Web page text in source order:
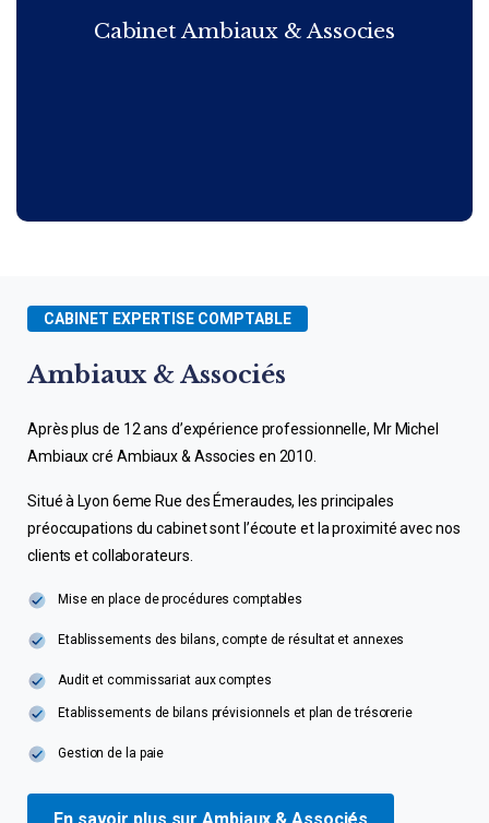
Cabinet Ambiaux & Associes
CABINET EXPERTISE COMPTABLE
Ambiaux & Associés
Après plus de 12 ans d’expérience professionnelle, Mr Michel
Ambiaux cré Ambiaux & Associes en 2010.
Situé à Lyon 6eme Rue des Émeraudes, les principales
préoccupations du cabinet sont l’écoute et la proximité avec nos
clients et collaborateurs.
Mise en place de procédures comptables
Etablissements des bilans, compte de résultat et annexes
Audit et commissariat aux comptes
Etablissements de bilans prévisionnels et plan de trésorerie
Gestion de la paie